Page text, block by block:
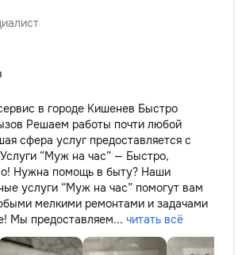
в городе Кишенев Быстро
Решаем работы почти любой
сфера услуг предоставляется с
“Муж на час” — Быстро,
Нужна помощь в быту? Наши
услуги “Муж на час” помогут вам
мелкими ремонтами и задачами
Мы предоставляем... читать всё